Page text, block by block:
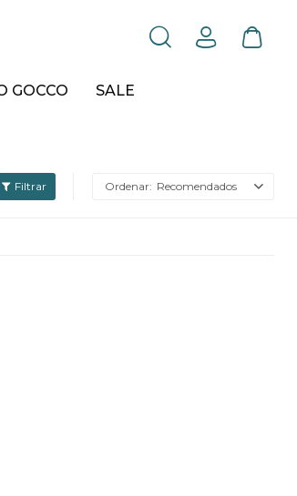
GOCCO SALE
Recomendados